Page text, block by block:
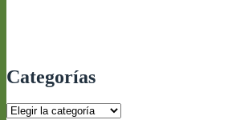
Categorías
Categorías